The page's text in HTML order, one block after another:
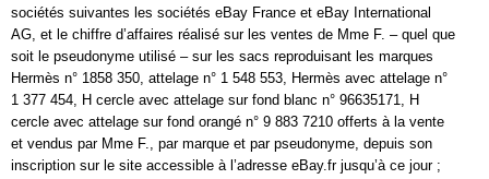
sociétés suivantes les sociétés eBay France et eBay International
AG, et le chiffre d’affaires réalisé sur les ventes de Mme F. – quel que
soit le pseudonyme utilisé – sur les sacs reproduisant les marques
Hermès n° 1858 350, attelage n° 1 548 553, Hermès avec attelage n°
1 377 454, H cercle avec attelage sur fond blanc n° 96635171, H
cercle avec attelage sur fond orangé n° 9 883 7210 offerts à la vente
et vendus par Mme F., par marque et par pseudonyme, depuis son
inscription sur le site accessible à l’adresse eBay.fr jusqu’à ce jour ;